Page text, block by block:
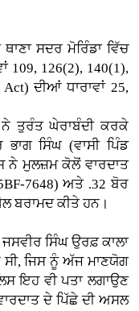
ਸਦਰ ਮੋਰਿੰਡਾ ਵਿੱਚ
109, 126(2), 140(1),
ਦੀਆਂ ਧਾਰਾਵਾਂ 25,
ਨੇ ਤੁਰੰਤ ਘੇਰਾਬੰਦੀ ਕਰਕੇ
ਸਿੰਘ (ਵਾਸੀ ਪਿੰਡ
ਨੇ ਮੁਲਜ਼ਮ ਕੋਲੋਂ ਵਾਰਦਾਤ
7648) ਅਤੇ .32 ਬੋਰ
ਬਰਾਮਦ ਕੀਤੇ ਹਨ।
ਸਿੰਘ ਉਰਫ਼ ਕਾਲਾ
ਜਿਸ ਨੂੰ ਅੱਜ ਮਾਣਯੋਗ
ਇਹ ਵੀ ਪਤਾ ਲਗਾਉਣ
ਦੇ ਪਿੱਛੇ ਦੀ ਅਸਲ